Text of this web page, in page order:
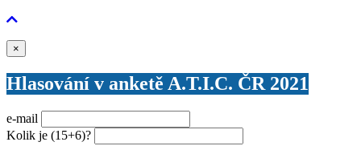
×
Hlasování v anketě A.T.I.C. ČR 2021
e-mail
Kolik je (15+6)?